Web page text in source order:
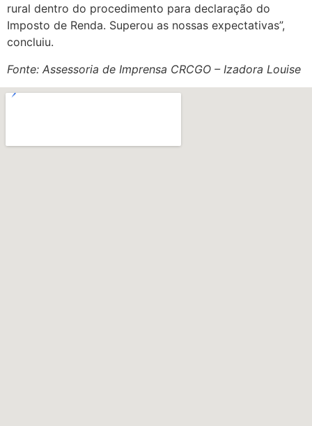
rural dentro do procedimento para declaração do
Imposto de Renda. Superou as nossas expectativas”,
concluiu.
Fonte: Assessoria de Imprensa CRCGO – Izadora Louise